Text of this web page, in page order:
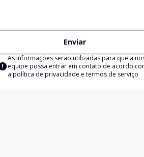
Enviar
As informações serão utilizadas para que a
equipe possa entrar em contato de acordo
a política de privacidade e termos de serviço